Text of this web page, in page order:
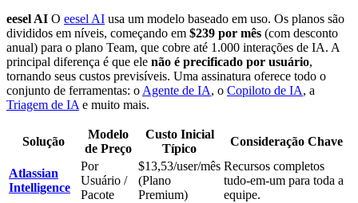
eesel AI O eesel AI usa um modelo baseado em uso. Os planos são
divididos em níveis, começando em $239 por mês (com desconto
anual) para o plano Team, que cobre até 1.000 interações de IA. A
principal diferença é que ele não é precificado por usuário,
tornando seus custos previsíveis. Uma assinatura oferece todo o
conjunto de ferramentas: o Agente de IA, o Copiloto de IA, a
Triagem de IA e muito mais.
Solução
Modelo
de Preço
Custo Inicial
Típico
Consideração Chave
Atlassian
Intelligence
Por
Usuário /
Pacote
$13,53/user/mês
(Plano
Premium)
Recursos completos
tudo-em-um para toda a
equipe.